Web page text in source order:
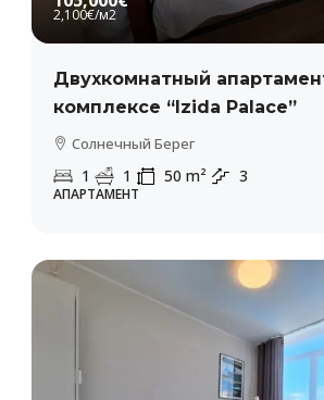
2,100€/м2
Двухкомнатный
комплексе “Izida Palace”
Солнечный Берег
1 1 50 m² 3
АПАРТАМЕНТ